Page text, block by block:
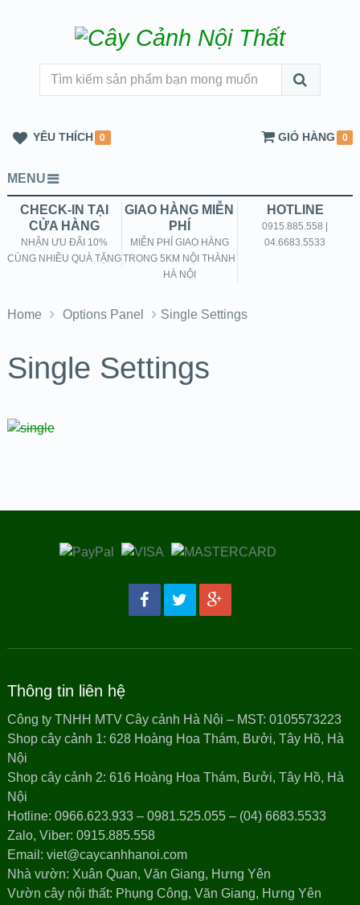
YÊU THÍCH 0 GIỎ HÀNG 0
MENU
CHECK-IN TẠI
CỬA HÀNG
NHẬN ƯU ĐÃI 10%
CÙNG NHIỀU QUÀ TẶNG
GIAO HÀNG MIỄN
PHÍ
MIỄN PHÍ GIAO HÀNG
TRONG 5KM NỘI THÀNH
HÀ NỘI
HOTLINE
0915.885.558 |
04.6683.5533
Home Options Panel Single Settings
Single Settings
Thông tin liên hệ
Công ty TNHH MTV Cây cảnh Hà Nội – MST: 0105573223
Shop cây cảnh 1: 628 Hoàng Hoa Thám, Bưởi, Tây Hồ, Hà
Nội
Shop cây cảnh 2: 616 Hoàng Hoa Thám, Bưởi, Tây Hồ, Hà
Nội
Hotline: 0966.623.933 – 0981.525.055 – (04) 6683.5533
Zalo, Viber: 0915.885.558
Email: viet@caycanhhanoi.com
Nhà vườn: Xuân Quan, Văn Giang, Hưng Yên
Vườn cây nội thất: Phụng Công, Văn Giang, Hưng Yên